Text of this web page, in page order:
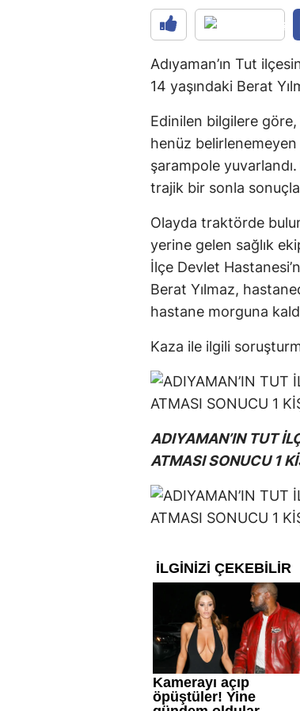
Adıyaman’ın Tut
14 yaşındaki Berat
Edinilen bilgilere göre,
henüz
şarampole
trajik bir sonla
Olayda traktörde
yerine gelen sağlık
İlçe Devlet
Berat Yılmaz,
hastane morguna
Kaza ile ilgili
ADIYAMAN’IN TUT
ATMASI SONUCU 1